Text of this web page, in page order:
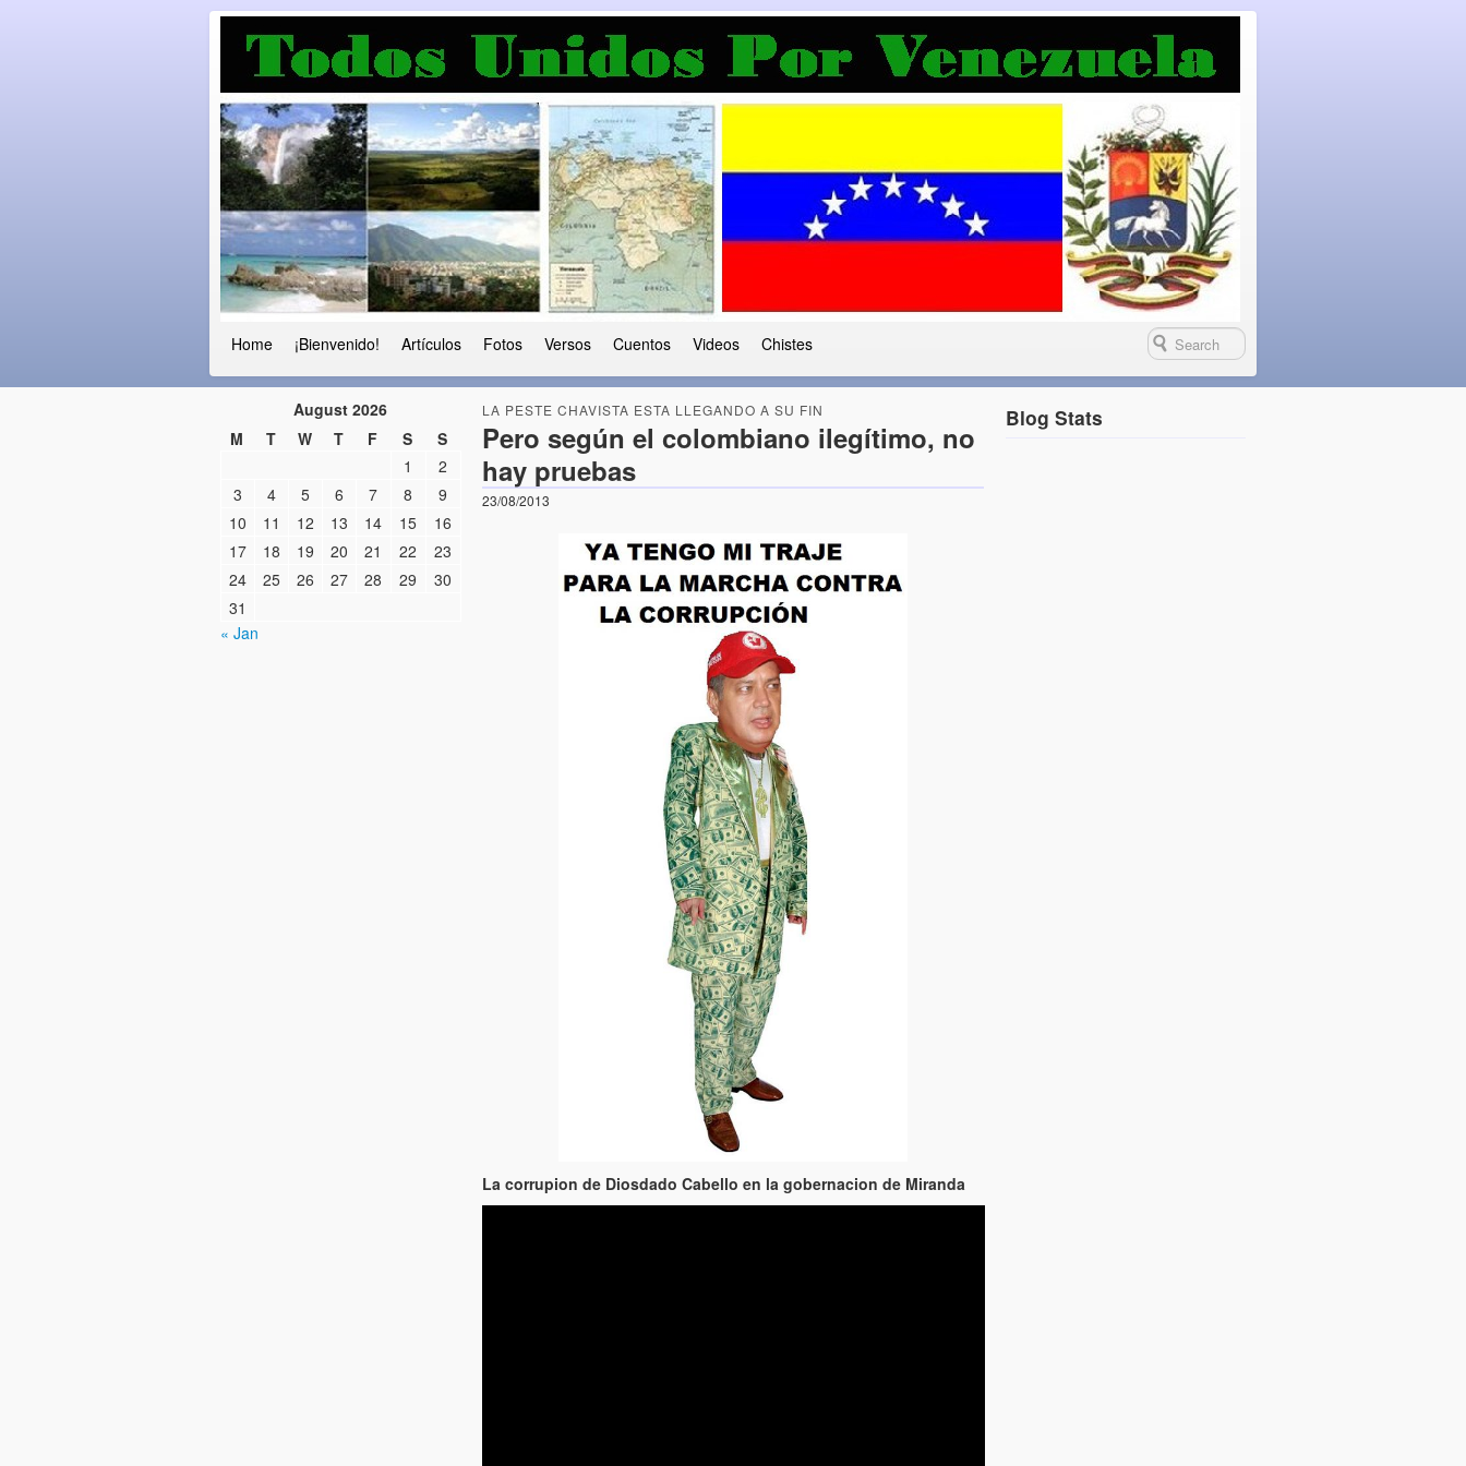
Luchando por la Democracia
Fuera el chavismo, la peor peste que le ha caido a esta tierra
Home ¡Bienvenido! Artículos Fotos Versos Cuentos Videos Chistes
LA PESTE CHAVISTA ESTA LLEGANDO A SU FIN
Pero según el colombiano ilegítimo, no
hay pruebas
23/08/2013
La corrupion de Diosdado Cabello en la gobernacion de Miranda
August 2026
M
T W T F S
S
1
2
3
4 5 6 7 8
9
10
11 12 13 14 15
16
17
18 19 20 21 22
23
24
25 26 27 28 29
30
31
« Jan
Blog Stats